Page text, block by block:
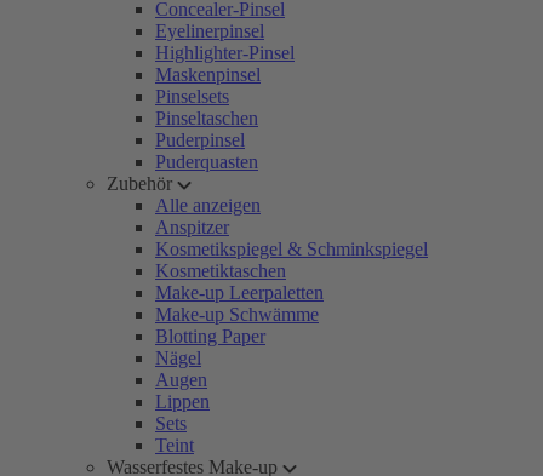
Concealer-Pinsel
Eyelinerpinsel
Highlighter-Pinsel
Maskenpinsel
Pinselsets
Pinseltaschen
Puderpinsel
Puderquasten
Zubehör
Alle anzeigen
Anspitzer
Kosmetikspiegel & Schminkspiegel
Kosmetiktaschen
Make-up Leerpaletten
Make-up Schwämme
Blotting Paper
Nägel
Augen
Lippen
Sets
Teint
Wasserfestes Make-up